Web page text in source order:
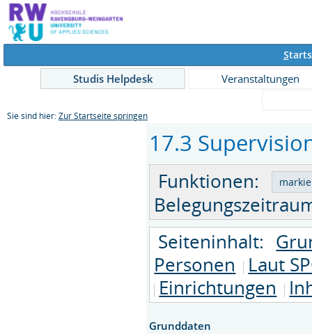
S
Studis Helpdesk
Veranstaltungen
Sie sind hier: Zur Startseite springen
17.3
Funktionen:
Seiteninhalt:
Personen
Laut
Einrichtungen
Grunddaten